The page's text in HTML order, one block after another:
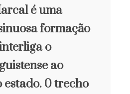
é uma
formação
o
ao
0 trecho